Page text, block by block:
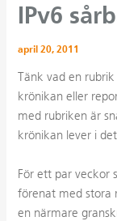
IPv6
april 20, 2011
Tänk vad en
krönikan eller
med rubriken är
krönikan lever i
För ett par veckor
förenat med stora
en närmare